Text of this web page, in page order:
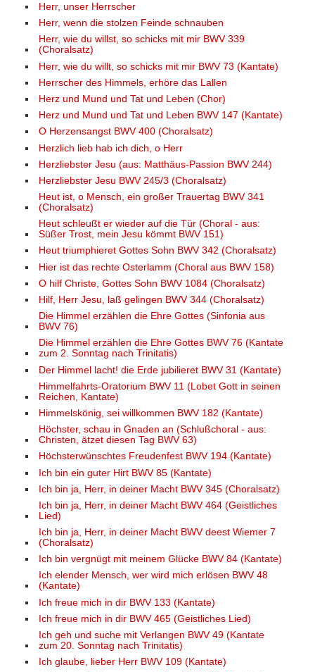
Herr, unser Herrscher
Herr, wenn die stolzen Feinde schnauben
Herr, wie du willst, so schicks mit mir BWV 339
(Choralsatz)
Herr, wie du willt, so schicks mit mir BWV 73 (Kantate)
Herrscher des Himmels, erhöre das Lallen
Herz und Mund und Tat und Leben (Chor)
Herz und Mund und Tat und Leben BWV 147 (Kantate)
O Herzensangst BWV 400 (Choralsatz)
Herzlich lieb hab ich dich, o Herr
Herzliebster Jesu (aus: Matthäus-Passion BWV 244)
Herzliebster Jesu BWV 245/3 (Choralsatz)
Heut ist, o Mensch, ein großer Trauertag BWV 341
(Choralsatz)
Heut schleußt er wieder auf die Tür (Choral - aus:
Süßer Trost, mein Jesu kömmt BWV 151)
Heut triumphieret Gottes Sohn BWV 342 (Choralsatz)
Hier ist das rechte Osterlamm (Choral aus BWV 158)
O hilf Christe, Gottes Sohn BWV 1084 (Choralsatz)
Hilf, Herr Jesu, laß gelingen BWV 344 (Choralsatz)
Die Himmel erzählen die Ehre Gottes (Sinfonia aus
BWV 76)
Die Himmel erzählen die Ehre Gottes BWV 76 (Kantate
zum 2. Sonntag nach Trinitatis)
Der Himmel lacht! die Erde jubilieret BWV 31 (Kantate)
Himmelfahrts-Oratorium BWV 11 (Lobet Gott in seinen
Reichen, Kantate)
Himmelskönig, sei willkommen BWV 182 (Kantate)
Höchster, schau in Gnaden an (Schlußchoral - aus:
Christen, ätzet diesen Tag BWV 63)
Höchsterwünschtes Freudenfest BWV 194 (Kantate)
Ich bin ein guter Hirt BWV 85 (Kantate)
Ich bin ja, Herr, in deiner Macht BWV 345 (Choralsatz)
Ich bin ja, Herr, in deiner Macht BWV 464 (Geistliches
Lied)
Ich bin ja, Herr, in deiner Macht BWV deest Wiemer 7
(Choralsatz)
Ich bin vergnügt mit meinem Glücke BWV 84 (Kantate)
Ich elender Mensch, wer wird mich erlösen BWV 48
(Kantate)
Ich freue mich in dir BWV 133 (Kantate)
Ich freue mich in dir BWV 465 (Geistliches Lied)
Ich geh und suche mit Verlangen BWV 49 (Kantate
zum 20. Sonntag nach Trinitatis)
Ich glaube, lieber Herr BWV 109 (Kantate)